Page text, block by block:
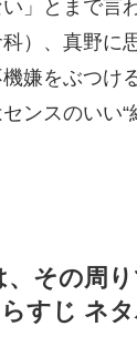
」とまで言
）、真野に
嫌をぶつける
ンスのいい“
、その周
すじ ネ